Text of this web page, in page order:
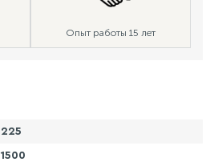
Опыт работы 15 лет
225
1500